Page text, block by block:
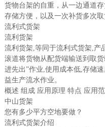
货物台架的自重，从一边通道
存储方便，以及一次补货多次取
流利式货架
流利货架
流利货架,等同于流利式货架,产
滚道将货物从配货端输送到取
进先出”作业,使用成本低,存储
益生产流水作业。
概述 组成 应用原理 特点 应用
中山货架
您有多少平方空地要做？
流利式货架介绍